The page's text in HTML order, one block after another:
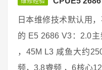
日本维修技术默认用
的 E5 2686 V3：2.0
，45M L3 咸鱼大约
频，3.8睿频 ，6核心